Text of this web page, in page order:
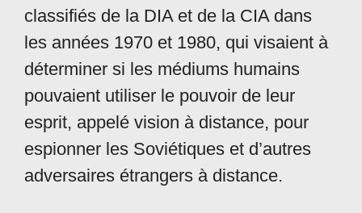
classifiés de la DIA et de la CIA dans
les années 1970 et 1980, qui visaient à
déterminer si les médiums humains
pouvaient utiliser le pouvoir de leur
esprit, appelé vision à distance, pour
espionner les Soviétiques et d’autres
adversaires étrangers à distance.